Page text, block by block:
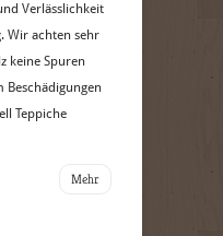
Verlässlichkeit
Wir achten sehr
keine Spuren
Beschädigungen
Teppiche
Mehr